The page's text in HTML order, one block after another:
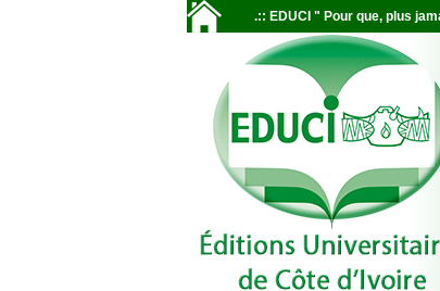
.:: EDUCI " Pour que, plus